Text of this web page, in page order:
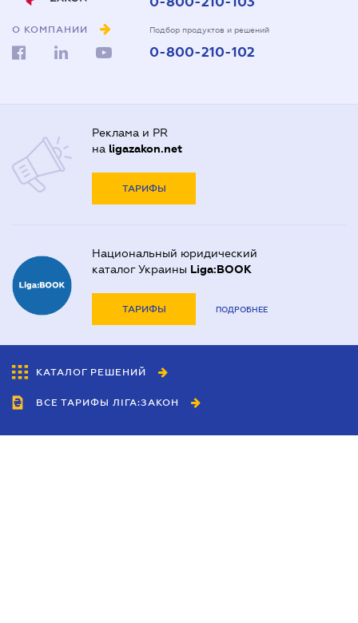
О КОМПАНИИ Подбор продуктов и решений
0-800-210-102
Реклама и PR
на ligazakon.net
ТАРИФЫ
Национальный юридический
каталог Украины Liga:BOOK
ТАРИФЫ ПОДРОБНЕЕ
КАТАЛОГ РЕШЕНИЙ
ВСЕ ТАРИФЫ ЛІГА:ЗАКОН